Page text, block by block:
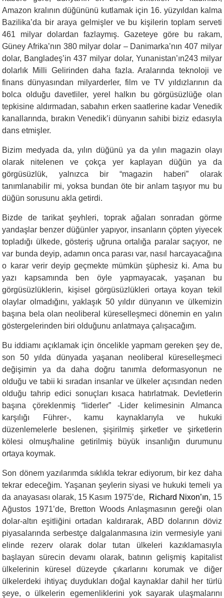
Amazon kralının düğününü kutlamak için 16. yüzyıldan kalma
Bazilika’da bir araya gelmişler ve bu kişilerin toplam serveti
461 milyar dolardan fazlaymış. Gazeteye göre bu rakam,
Güney Afrika’nın 380 milyar dolar – Danimarka’nın 407 milyar
dolar, Bangladeş’in 437 milyar dolar, Yunanistan’ın243 milyar
dolarlık Milli Gelirinden daha fazla. Aralarında teknoloji ve
finans dünyasından milyarderler, film ve TV yıldızlarının da
bolca olduğu davetliler, yerel halkın bu görgüsüzlüğe olan
tepkisine aldırmadan, sabahın erken saatlerine kadar Venedik
kanallarında, bırakın Venedik’i dünyanın sahibi biziz edasıyla
dans etmişler.
Bizim medyada da, yılın düğünü ya da yılın magazin olayı
olarak nitelenen ve çokça yer kaplayan düğün ya da
görgüsüzlük, yalnızca bir “magazin haberi” olarak
tanımlanabilir mi, yoksa bundan öte bir anlam taşıyor mu bu
düğün sorusunu akla getirdi.
Bizde de tarikat şeyhleri, toprak ağaları sonradan görme
yandaşlar benzer düğünler yapıyor, insanların çöpten yiyecek
topladığı ülkede, gösteriş uğruna ortalığa paralar saçıyor, ne
var bunda deyip, adamın onca parası var, nasıl harcayacağına
o karar verir deyip geçmekte mümkün şüphesiz ki. Ama bu
yazı kapsamında ben öyle yapmayacak, yaşanan bu
görgüsüzlüklerin, kişisel görgüsüzlükleri ortaya koyan tekil
olaylar olmadığını, yaklaşık 50 yıldır dünyanın ve ülkemizin
başına bela olan neoliberal küreselleşmeci dönemin en yalın
göstergelerinden biri olduğunu anlatmaya çalışacağım.
Bu iddiamı açıklamak için öncelikle yapmam gereken şey de,
son 50 yılda dünyada yaşanan neoliberal küreselleşmeci
değişimin ya da daha doğru tanımla deformasyonun ne
olduğu ve tabii ki sıradan insanlar ve ülkeler açısından neden
olduğu tahrip edici sonuçları kısaca hatırlatmak. Devletlerin
başına çöreklenmiş “liderler” -Lider kelimesinin Almanca
karşılığı Führer-, kamu kaynaklarıyla ve hukuki
düzenlemelerle beslenen, şişirilmiş şirketler ve şirketlerin
kölesi olmuş/haline getirilmiş büyük insanlığın durumunu
ortaya koymak.
Son dönem yazılarımda sıklıkla tekrar ediyorum, bir kez daha
tekrar edeceğim. Yaşanan şeylerin siyasi ve hukuki temeli ya
da anayasası olarak, 15 Kasım 1975’de,
Richard Nixon’ın, 15
Ağustos 1971’de, Bretton Woods Anlaşmasının gereği olan
dolar-altın eşitliğini ortadan kaldırarak, ABD dolarının döviz
piyasalarında serbestçe dalgalanmasına izin vermesiyle yani
elinde rezerv olarak dolar tutan ülkeleri kazıklamasıyla
başlayan sürecin devamı olarak, batının gelişmiş kapitalist
ülkelerinin küresel düzeyde çıkarlarını korumak ve diğer
ülkelerdeki ihtiyaç duydukları doğal kaynaklar dahil her türlü
şeye, o ülkelerin egemenliklerini yok sayarak ulaşmalarını